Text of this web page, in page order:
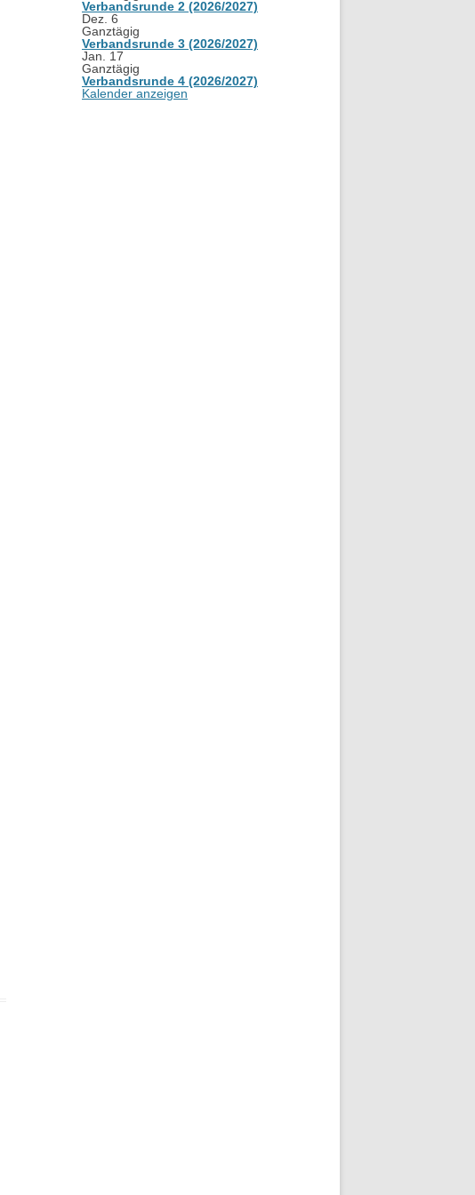
Verbandsrunde 2 (2026/2027)
Dez. 6
Ganztägig
Verbandsrunde 3 (2026/2027)
Jan. 17
Ganztägig
Verbandsrunde 4 (2026/2027)
Kalender anzeigen